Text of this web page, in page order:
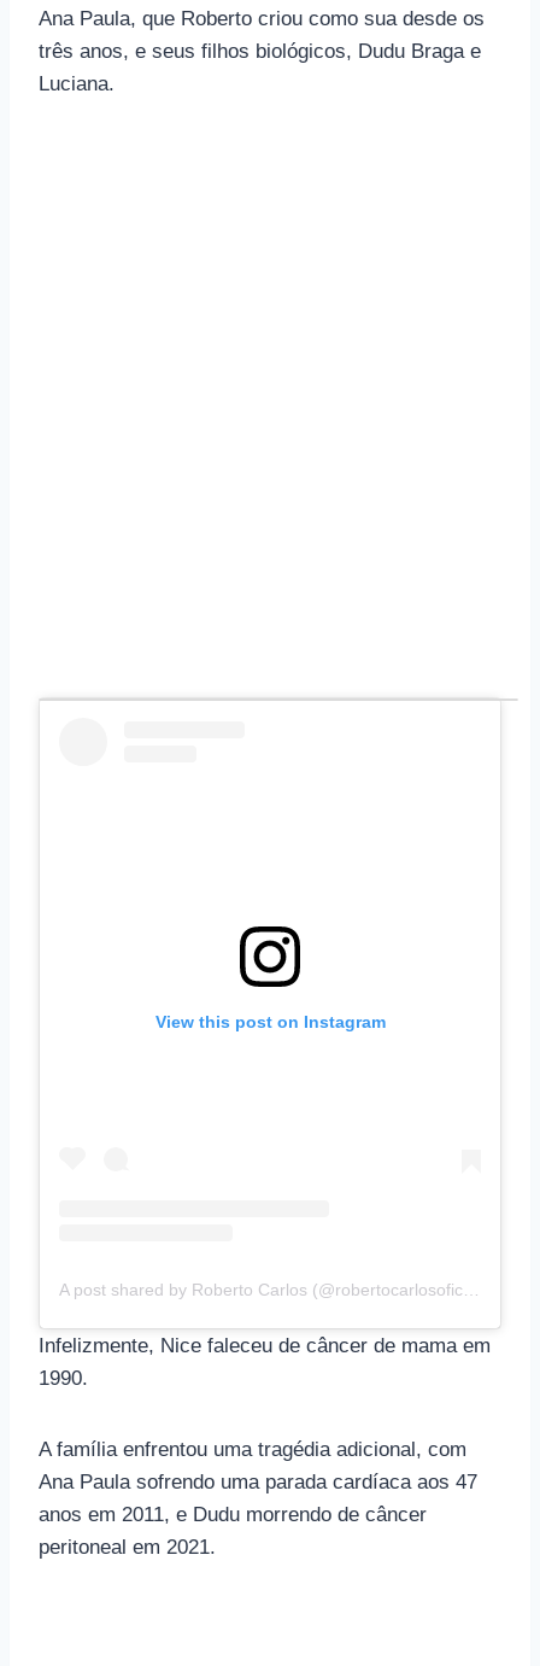
Ana Paula, que Roberto criou como sua desde os
três anos, e seus filhos biológicos, Dudu Braga e
Luciana.
View this post on Instagram
A post shared by Roberto Carlos (@robertocarlosoficial)
Infelizmente, Nice faleceu de câncer de mama em
1990.
A família enfrentou uma tragédia adicional, com
Ana Paula sofrendo uma parada cardíaca aos 47
anos em 2011, e Dudu morrendo de câncer
peritoneal em 2021.